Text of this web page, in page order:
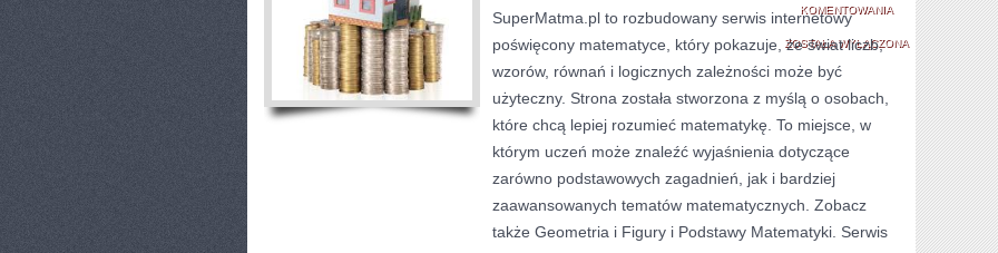
KOMENTOWANIAPODSTAWY
MATEMATYKI
ZOSTAŁA WYŁĄCZONA
SuperMatma.pl to rozbudowany serwis internetowy
poświęcony matematyce, który pokazuje, że świat liczb,
wzorów, równań i logicznych zależności może być
użyteczny. Strona została stworzona z myślą o osobach,
które chcą lepiej rozumieć matematykę. To miejsce, w
którym uczeń może znaleźć wyjaśnienia dotyczące
zarówno podstawowych zagadnień, jak i bardziej
zaawansowanych tematów matematycznych. Zobacz
także Geometria i Figury i Podstawy Matematyki. Serwis